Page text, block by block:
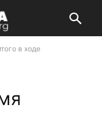
в ходе